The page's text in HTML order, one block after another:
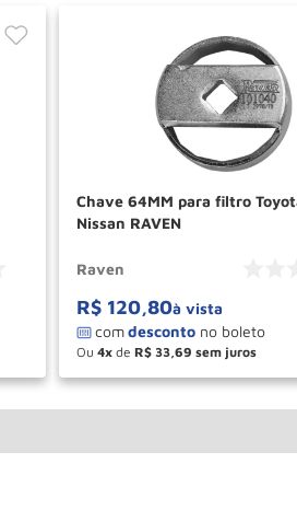
Chave 64MM para filtro
Nissan RAVEN
Raven
R$ 120,80à vista
Ou 4 de R$ 33 69
＋
－